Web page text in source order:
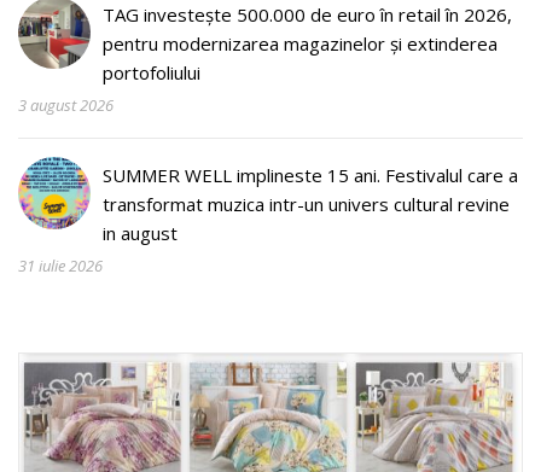
TAG investește 500.000 de euro în retail în 2026,
pentru modernizarea magazinelor și extinderea
portofoliului
3 august 2026
SUMMER WELL implineste 15 ani. Festivalul care a
transformat muzica intr-un univers cultural revine
in august
31 iulie 2026